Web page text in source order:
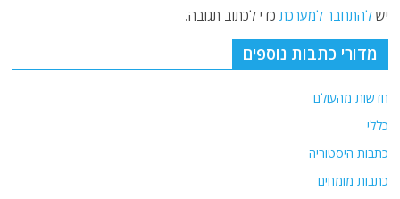
ישלהתחבר למערכת כדי לכתוב תגובה.
מדורי כתבות נוספים
חדשות מהעולם
כללי
כתבות היסטוריה
כתבות מומחים